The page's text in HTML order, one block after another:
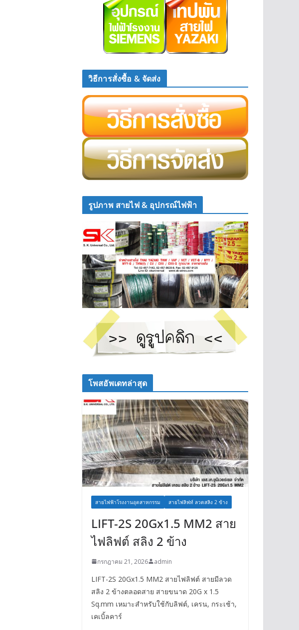
วิธีการสั่งซื้อ & จัดส่ง
รูปภาพ สายไฟ & อุปกรณ์ไฟฟ้า
โพสอัพเดทล่าสุด
สายไฟฟ้าโรงงานอุตสาหกรรม สายไฟลิฟท์ ลวดสลิง 2 ข้าง
LIFT-2S 20Gx1.5 MM2 สาย
ไฟลิฟต์ สลิง 2 ข้าง
กรกฎาคม 21, 2026 admin
LIFT-2S 20Gx1.5 MM2 สายไฟลิฟต์ สายมีลวด
สลิง 2 ข้างตลอดสาย สายขนาด 20G x 1.5
Sq.mm เหมาะสำหรับใช้กับลิฟต์, เครน, กระเช้า,
เคเบิ้ลคาร์